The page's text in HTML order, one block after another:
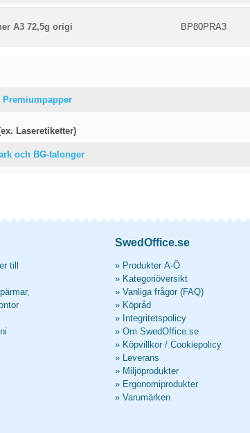
A3 72,5g origi BP80PRA3
Premiumpapper
Laseretiketter)
och BG-talonger
till
SwedOffice.se
» Produkter A-Ö
» Kategoriöversikt
» Vanliga frågor (FAQ)
» Köpråd
» Integritetspolicy
» Om SwedOffice.se
» Köpvillkor / Cookiepolicy
» Leverans
» Miljöprodukter
» Ergonomiprodukter
» Varumärken